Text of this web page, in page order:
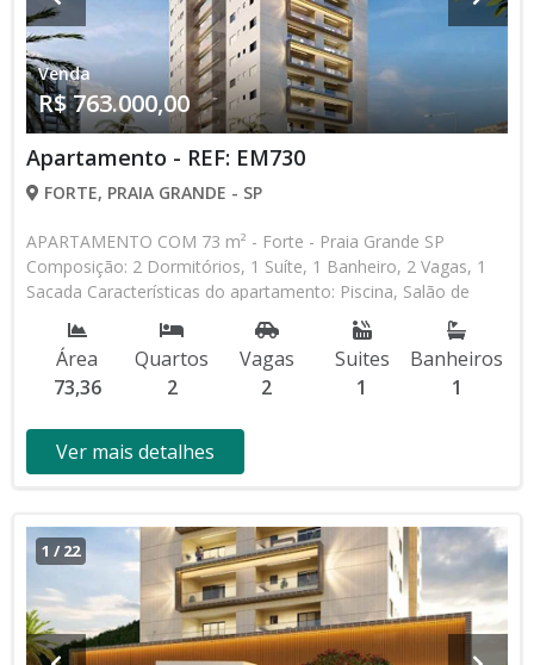
Venda
R$ 763.000,00
Apartamento - REF: EM730
FORTE, PRAIA GRANDE - SP
APARTAMENTO COM 73 m² - Forte - Praia Grande SP
Composição: 2 Dormitórios, 1 Suíte, 1 Banheiro, 2 Vagas, 1
Sacada Características do apartamento: Piscina, Salão de
Jogos, Salão de Festas, Espaço Kids, Academia Lançamento,
Em Obras * Os valores e disponibilidade podem ser alterados
sem prévio aviso. Favor verificar entrando em contato com
nossa equipe
Área
73,36
Quartos
2
Vagas
2
Suites
1
Banheiros
1
Ver mais detalhes
1 / 22